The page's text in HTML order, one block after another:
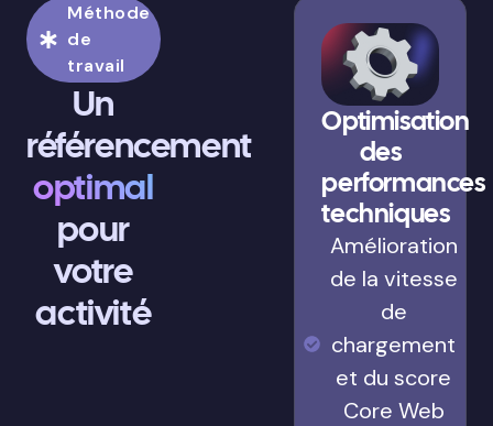
Méthode
de
travail
Un
référencement
optimal
pour
votre
activité
Optimisation
des
performances
techniques
Amélioration
de la vitesse
de
chargement
et du score
Core Web